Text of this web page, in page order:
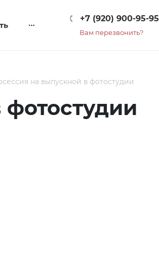
+7 (920) 900-95-95
Вам перезвонить?
на выпускной в фотостудии